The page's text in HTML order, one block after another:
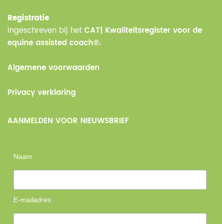
Registratie
Ingeschreven bij het CAT| Kwaliteitsregister voor de
equine assisted coach®.
Algemene voorwaarden
Privacy verklaring
AANMELDEN VOOR NIEUWSBRIEF
Naam
E-mailadres